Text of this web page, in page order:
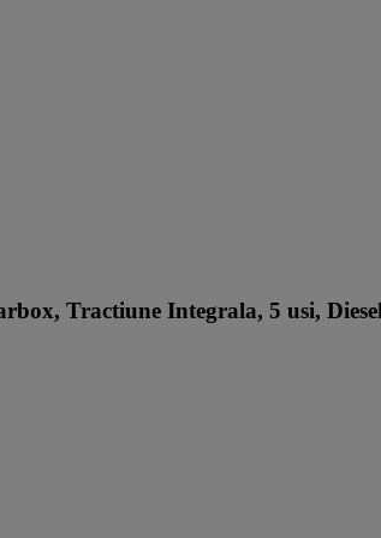
Tractiune Integrala, 5 usi,